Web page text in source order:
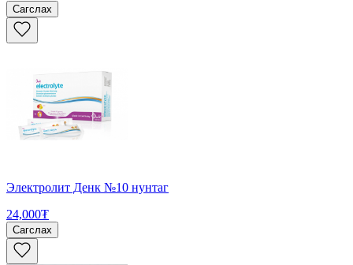
Сагслах
Электролит Денк №10 нунтаг
24,000₮
Сагслах